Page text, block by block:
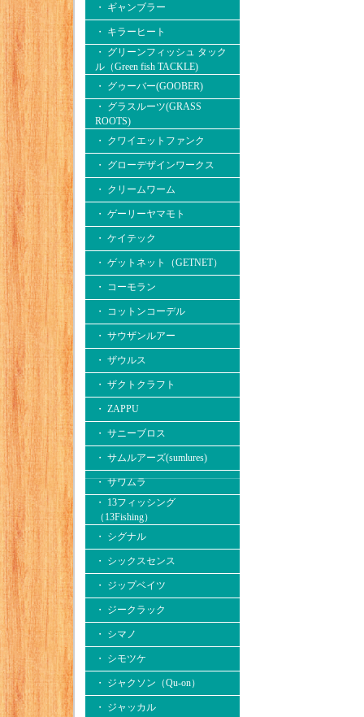
・ ギャンブラー
・ キラーヒート
・ グリーンフィッシュ タック
ル（Green fish TACKLE)
・ グゥーバー(GOOBER)
・ グラスルーツ(GRASS
ROOTS)
・ クワイエットファンク
・ グローデザインワークス
・ クリームワーム
・ ゲーリーヤマモト
・ ケイテック
・ ゲットネット（GETNET）
・ コーモラン
・ コットンコーデル
・ サウザンルアー
・ ザウルス
・ ザクトクラフト
・ ZAPPU
・ サニーブロス
・ サムルアーズ(sumlures)
・ サワムラ
・ 13フィッシング
（13Fishing）
・ シグナル
・ シックスセンス
・ ジップベイツ
・ ジークラック
・ シマノ
・ シモツケ
・ ジャクソン（Qu-on）
・ ジャッカル